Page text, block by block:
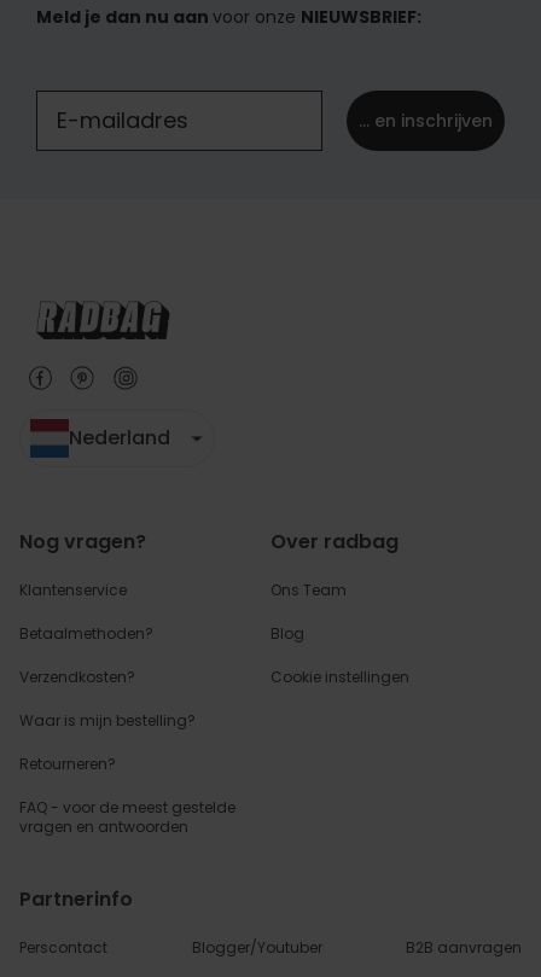
Meld je dan nu aan voor onze NIEUWSBRIEF:
... en inschrijven
Nederland
Nog vragen?
Klantenservice
Betaalmethoden?
Verzendkosten?
Waar is mijn bestelling?
Retourneren?
FAQ - voor de meest gestelde
vragen en antwoorden
Over radbag
Ons Team
Blog
Cookie instellingen
Partnerinfo
Perscontact Blogger/Youtuber B2B aanvragen